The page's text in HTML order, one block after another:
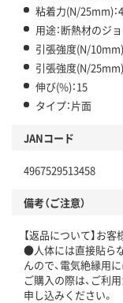
粘着力(N/25mm)：
用途：断熱材のジ
引張強度(N/10mm)
引張強度(N/25mm)
伸び(%)：15
タイプ：片面
JANコード
4967529513458
備考（ご注意）
【返品について】お
●人体には直接貼ら
んので、電気絶縁用
ご購入の際は、ご利用
申し込みください。